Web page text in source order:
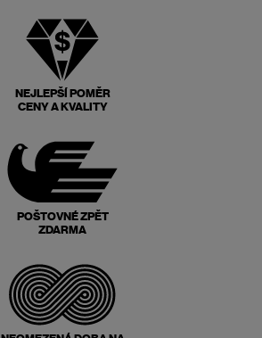
NEJLEPŠÍ POMĚR
CENY A KVALITY
POŠTOVNÉ ZPĚT
ZDARMA